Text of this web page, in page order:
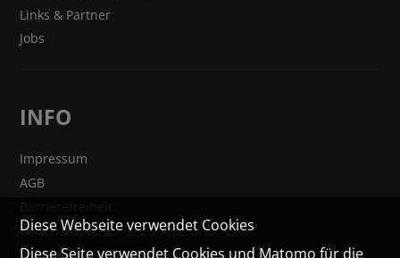
Links & Partner
Jobs
INFO
Impressum
AGB
Widerrufsrecht
VERTRAG WIDERRUFEN
Diese Webseite verwendet Cookies
Diese Seite verwendet Cookies und Matomo für die